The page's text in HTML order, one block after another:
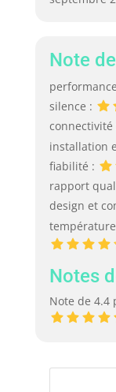
Note
silence :
connectivité
installation
fiabilité :
rapport
design et
Notes
Note de 4.4